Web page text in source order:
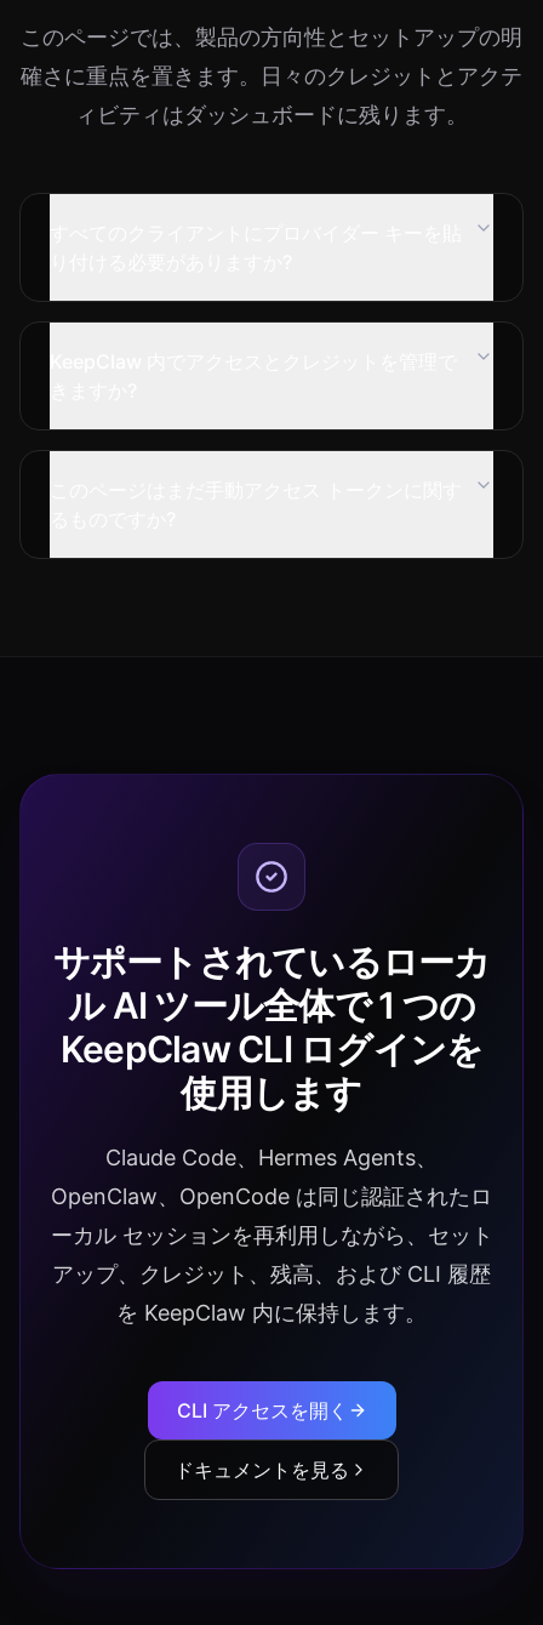
このページでは、製品の方向性とセットアップの明
確さに重点を置きます。日々のクレジットとアクテ
ィビティはダッシュボードに残ります。
サポートされているローカ
ル AI ツール全体で 1 つの
KeepClaw CLI ログインを
使用します
Claude Code、Hermes Agents、
OpenClaw、OpenCode は同じ認証されたロ
ーカル セッションを再利用しながら、セット
アップ、クレジット、残高、および CLI 履歴
を KeepClaw 内に保持します。
CLI アクセスを開く
ドキュメントを見る